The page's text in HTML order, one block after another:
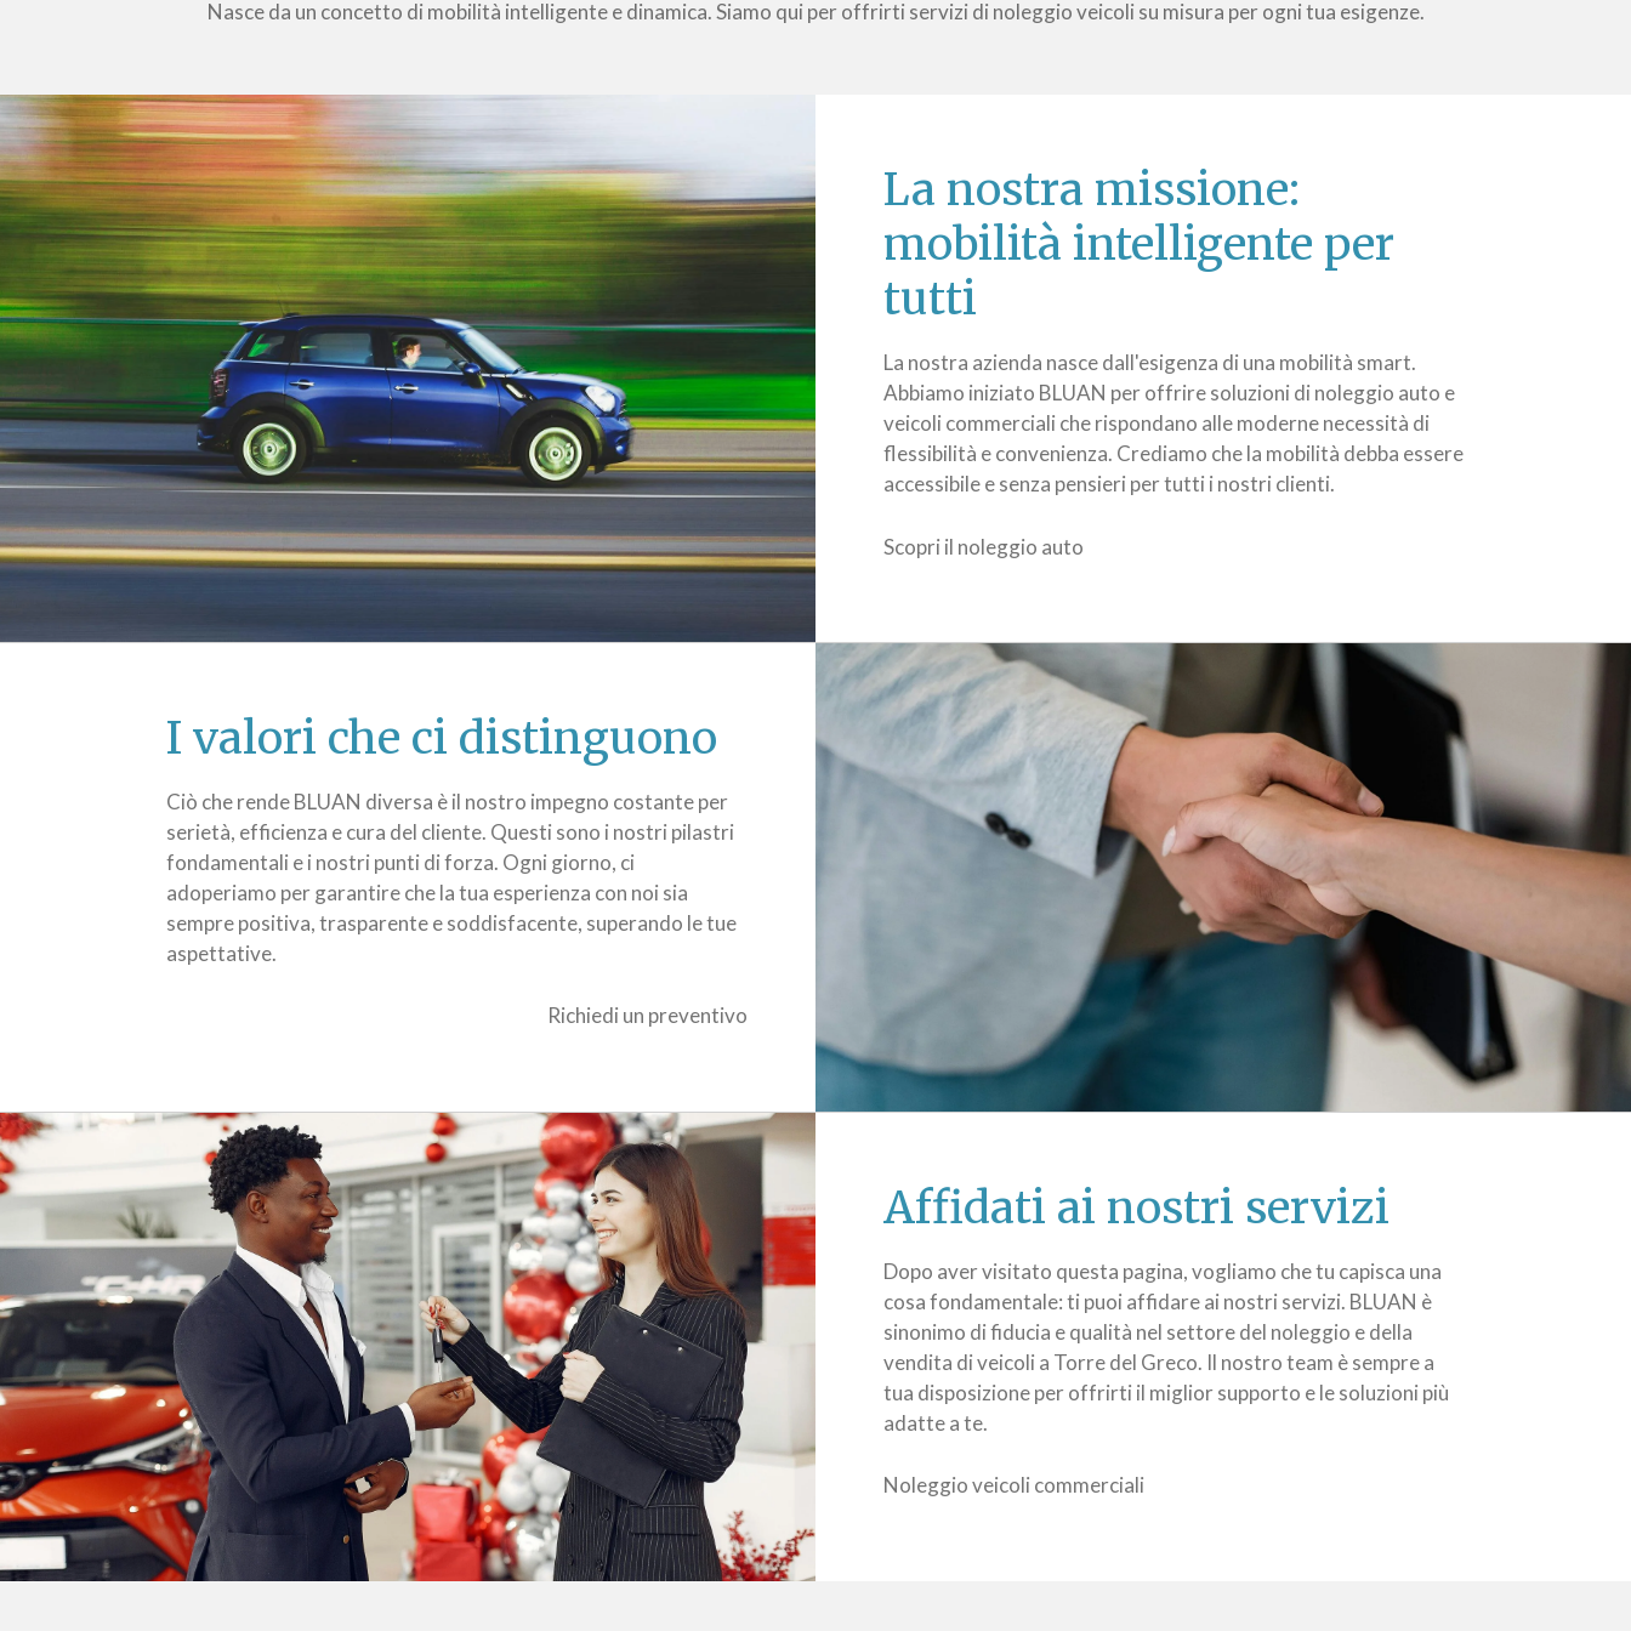
Nasce da un concetto di mobilità intelligente e dinamica. Siamo qui per offrirti servizi di noleggio veicoli su misura per ogni tua esigenze.
La nostra missione:
mobilità intelligente per
tutti
La nostra azienda nasce dall'esigenza di una mobilità smart.
Abbiamo iniziato BLUAN per offrire soluzioni di noleggio auto e
veicoli commerciali che rispondano alle moderne necessità di
flessibilità e convenienza. Crediamo che la mobilità debba essere
accessibile e senza pensieri per tutti i nostri clienti.
Scopri il noleggio auto
I valori che ci distinguono
Ciò che rende BLUAN diversa è il nostro impegno costante per
serietà, efficienza e cura del cliente. Questi sono i nostri pilastri
fondamentali e i nostri punti di forza. Ogni giorno, ci
adoperiamo per garantire che la tua esperienza con noi sia
sempre positiva, trasparente e soddisfacente, superando le tue
aspettative.
Richiedi un preventivo
Affidati ai nostri servizi
Dopo aver visitato questa pagina, vogliamo che tu capisca una
cosa fondamentale: ti puoi affidare ai nostri servizi. BLUAN è
sinonimo di fiducia e qualità nel settore del noleggio e della
vendita di veicoli a Torre del Greco. Il nostro team è sempre a
tua disposizione per offrirti il miglior supporto e le soluzioni più
adatte a te.
Noleggio veicoli commerciali